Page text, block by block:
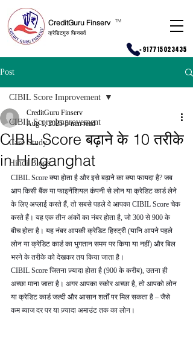
CreditGuru Finserv
क्रेडिटगुरु फिनसर्व
TM
+917715023435
Post
CIBIL Score Improvement
Case Study
Hindi Blogs
CIBIL Score Improvement
CIBIL Score बढ़ाने के 10 तरीके
in Hinganghat
CreditGuru Finserv
Aug 1, 2025 5 min read
CIBIL Score क्या होता है और इसे बढ़ाने का क्या फायदा है? जब
आप किसी बैंक या फाइनेंशियल कंपनी से लोन या क्रेडिट कार्ड लेने
के लिए अप्लाई करते हैं, तो सबसे पहले वे आपका CIBIL Score चेक
करते हैं। यह एक तीन अंकों का नंबर होता है, जो 300 से 900 के
बीच होता है। यह नंबर आपकी क्रेडिट हिस्ट्री (यानि आपने पहले
लोन या क्रेडिट कार्ड का भुगतान समय पर किया या नहीं) और बिल
भरने के तरीके को देखकर तय किया जाता है।
CIBIL Score जितना ज़्यादा होता है (900 के करीब), उतना ही
अच्छा माना जाता है। अगर आपका स्कोर अच्छा है, तो आपको लोन
या क्रेडिट कार्ड जल्दी और आसान शर्तों पर मिल सकता है – जैसे
कम ब्याज दर पर या ज़्यादा अमाउंट तक का लोन।